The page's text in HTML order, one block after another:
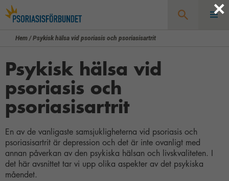
Hem /Psykisk hälsa vid psoriasis och psoriasisartrit
Psykisk hälsa vid
psoriasis och
psoriasisartrit
En av de vanligaste samsjukligheterna vid psoriasis och
psoriasisartrit är depression och det är inte ovanligt med
annan påverkan av den psykiska hälsan och livskvaliteten. I
det här avsnittet tar vi upp olika aspekter av det psykiska
måendet.
×